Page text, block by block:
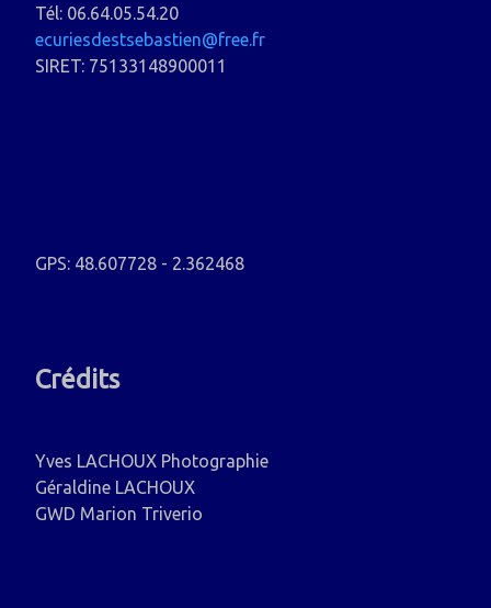
Tél: 06.64.05.54.20
ecuriesdestsebastien@free.fr
SIRET: 75133148900011
GPS: 48.607728 - 2.362468
Crédits
Yves LACHOUX Photographie
Géraldine LACHOUX
GWD Marion Triverio